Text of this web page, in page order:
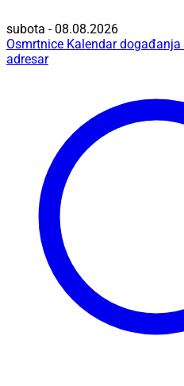
subota - 08.08.2026
Osmrtnice Kalendar događanja
adresar